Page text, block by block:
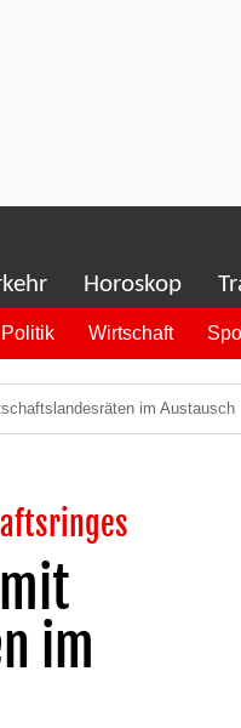
Horoskop
Politik Wirtschaft
im Austausch
im